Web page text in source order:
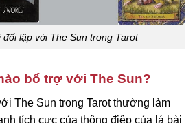
đối lập với The Sun trong Tarot
bổ trợ với The Sun?
The Sun trong Tarot thường làm
tích cực của thông điệp của lá bài